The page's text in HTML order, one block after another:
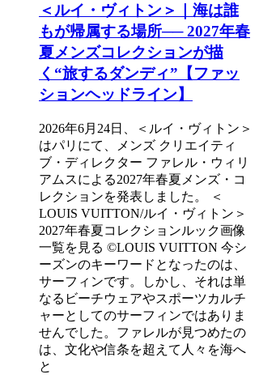
＜ルイ・ヴィトン＞｜海は誰
もが帰属する場所── 2027年春
夏メンズコレクションが描
く“旅するダンディ”【ファッ
ションヘッドライン】
2026年6月24日、＜ルイ・ヴィトン＞
はパリにて、メンズ クリエイティ
ブ・ディレクター ファレル・ウィリ
アムスによる2027年春夏メンズ・コ
レクションを発表しました。 ＜
LOUIS VUITTON/ルイ・ヴィトン＞
2027年春夏コレクションルック画像
一覧を見る ©LOUIS VUITTON 今シ
ーズンのキーワードとなったのは、
サーフィンです。しかし、それは単
なるビーチウェアやスポーツカルチ
ャーとしてのサーフィンではありま
せんでした。ファレルが見つめたの
は、文化や信条を超えて人々を海へ
と